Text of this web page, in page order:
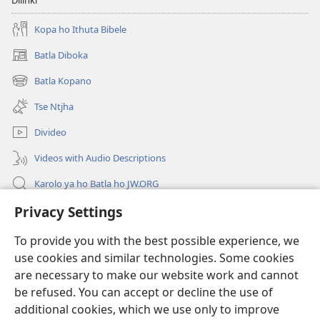
Privacy Settings
To provide you with the best possible experience, we
use cookies and similar technologies. Some cookies
are necessary to make our website work and cannot
be refused. You can accept or decline the use of
additional cookies, which we use only to improve
Bohlokwa
Kopa ho Ithuta Bibele
Batla Diboka
(opens
new
window)
Batla Kopano
(opens
new
window)
Tse Ntjha
Divideo
Videos with Audio Descriptions
Karolo ya ho Batla ho JW.ORG
Tsa Molao
Menehelo
(opens
new
window)LAEBRARI E ITHANETENG YA Watchwower
(opens
new
Leqephe la JW Pub ®